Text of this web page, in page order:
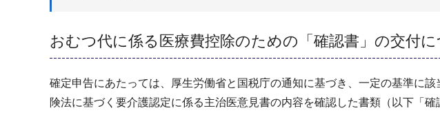
おむつ代に係る医療費控除のための「確認書」の交付
確定申告にあたっては、厚生労働省と国税庁の通知に基づき、一定の基準に
険法に基づく要介護認定に係る主治医意見書の内容を確認した書類（以下「